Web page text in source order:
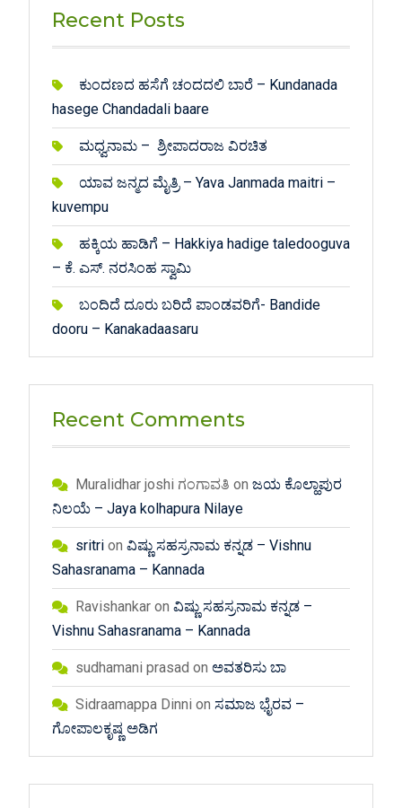
Recent Posts
ಕುಂದಣದ ಹಸೆಗೆ ಚಂದದಲಿ ಬಾರೆ – Kundanada
hasege Chandadali baare
ಮಧ್ವನಾಮ – ಶ್ರೀಪಾದರಾಜ ವಿರಚಿತ
ಯಾವ ಜನ್ಮದ ಮೈತ್ರಿ – Yava Janmada maitri –
kuvempu
ಹಕ್ಕಿಯ ಹಾಡಿಗೆ – Hakkiya hadige taledooguva
– ಕೆ. ಎಸ್. ನರಸಿಂಹ ಸ್ವಾಮಿ
ಬಂದಿದೆ ದೂರು ಬರಿದೆ ಪಾಂಡವರಿಗೆ- Bandide
dooru – Kanakadaasaru
Recent Comments
Muralidhar joshi ಗಂಗಾವತಿ on ಜಯ ಕೊಲ್ಹಾಪುರ
ನಿಲಯೆ – Jaya kolhapura Nilaye
sritrion ವಿಷ್ಣು ಸಹಸ್ರನಾಮ ಕನ್ನಡ – Vishnu
Sahasranama – Kannada
Ravishankaron ವಿಷ್ಣು ಸಹಸ್ರನಾಮ ಕನ್ನಡ –
Vishnu Sahasranama – Kannada
sudhamani prasad on ಅವತರಿಸು ಬಾ
Sidraamappa Dinni on ಸಮಾಜ ಭೈರವ –
ಗೋಪಾಲಕೃಷ್ಣ ಅಡಿಗ